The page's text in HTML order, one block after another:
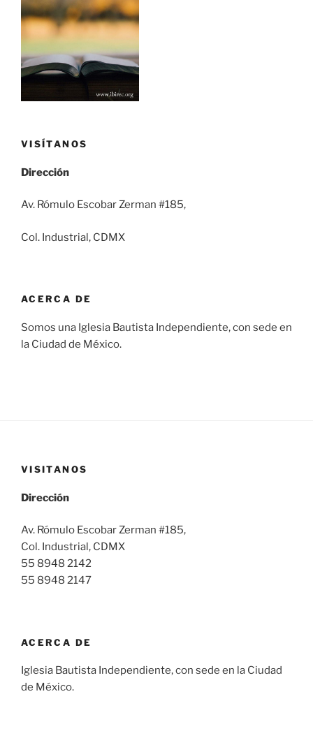
VISÍTANOS
Dirección
Av. Rómulo Escobar Zerman #185,
Col. Industrial, CDMX
ACERCA DE
Somos una Iglesia Bautista Independiente, con sede en
la Ciudad de México.
VISITANOS
Dirección
Av. Rómulo Escobar Zerman #185,
Col. Industrial, CDMX
55 8948 2142
55 8948 2147
ACERCA DE
Iglesia Bautista Independiente, con sede en la Ciudad
de México.